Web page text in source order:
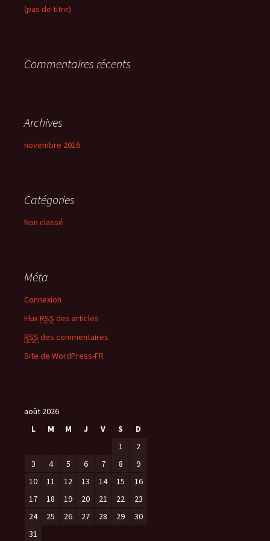
c
h
:
(pas de titre)
Commentaires récents
Archives
novembre 2016
Catégories
Non classé
Méta
Connexion
FluxRSS des articles
RSS des commentaires
Site de WordPress-FR
août 2026
L
M M J V S
D
1
2
3
4 5 6 7 8
9
10
11 12 13 14 15
16
17
18 19 20 21 22
23
24
25 26 27 28 29
30
31